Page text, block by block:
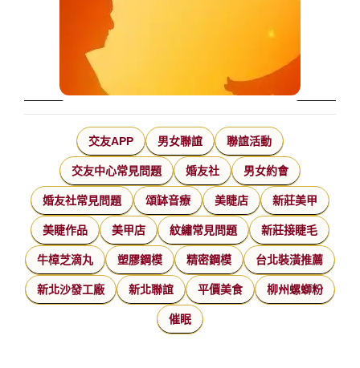
交友APP 男女聯誼 聯誼活動
交友中心常見問題 婚友社 男女約會
婚友社常見問題 頌缽音療 美睫店 新莊美甲
美睫作品 美甲店 紋繡常見問題 新莊接睫毛
牛樟芝滴丸 塑膠鋼模 精密鋼模 台北裝潢推薦
新北沙發工廠 新北聯誼 平價美食 柳州螺螄粉
催眠